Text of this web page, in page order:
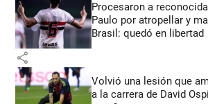
Procesaron a
Paulo por atropellar y
Brasil: quedó en libertad
share
Volvió una lesión que
a la carrera de David